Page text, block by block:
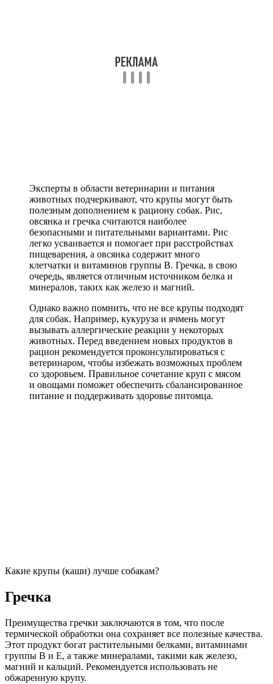
Эксперты в области ветеринарии и питания
животных подчеркивают, что крупы могут быть
полезным дополнением к рациону собак. Рис,
овсянка и гречка считаются наиболее
безопасными и питательными вариантами. Рис
легко усваивается и помогает при расстройствах
пищеварения, а овсянка содержит много
клетчатки и витаминов группы B. Гречка, в свою
очередь, является отличным источником белка и
минералов, таких как железо и магний.
Однако важно помнить, что не все крупы подходят
для собак. Например, кукуруза и ячмень могут
вызывать аллергические реакции у некоторых
животных. Перед введением новых продуктов в
рацион рекомендуется проконсультироваться с
ветеринаром, чтобы избежать возможных проблем
со здоровьем. Правильное сочетание круп с мясом
и овощами поможет обеспечить сбалансированное
питание и поддерживать здоровье питомца.
Какие крупы (каши) лучше собакам?
Гречка
Преимущества гречки заключаются в том, что после
термической обработки она сохраняет все полезные качества.
Этот продукт богат растительными белками, витаминами
группы В и Е, а также минералами, такими как железо,
магний и кальций. Рекомендуется использовать не
обжаренную крупу.